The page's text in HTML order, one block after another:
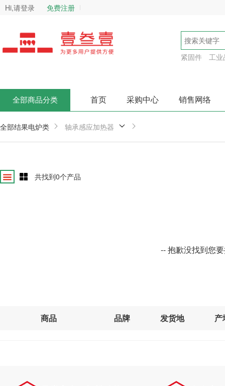
Hi,请登录 免费注册
紧固件 工业
全部商品分类 首页 采购中心 销售网络
全部结果电炉类 轴承感应加热器
共找到0个产品
-- 抱歉没找到您
商品 品牌 发货地 产